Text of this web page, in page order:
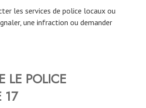
les services de police locaux ou
une infraction ou demander
LE POLICE
17